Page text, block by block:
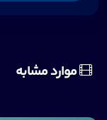
موارد مشابه